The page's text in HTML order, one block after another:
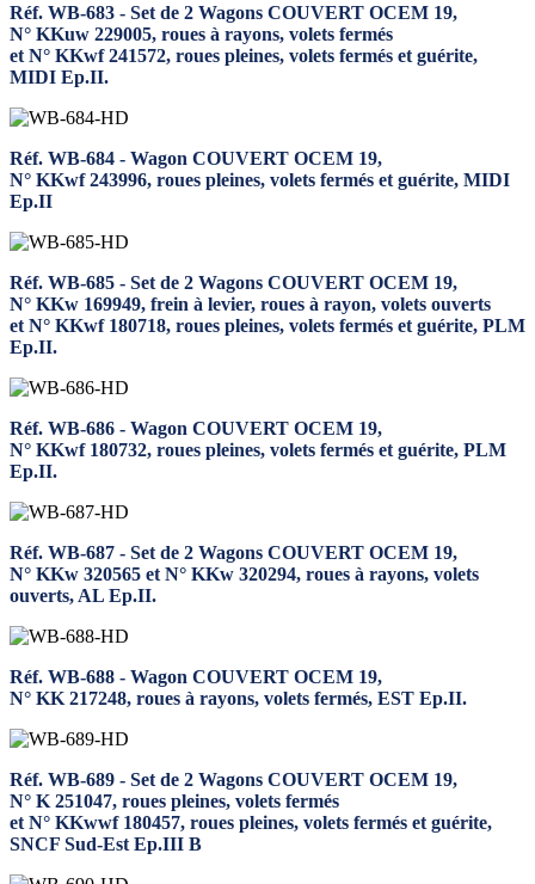
Réf. WB-683 - Set de 2 Wagons COUVERT OCEM 19,
N° KKuw 229005, roues à rayons, volets fermés
et N° KKwf 241572, roues pleines, volets fermés et guérite,
MIDI Ep.II.
Réf. WB-684 - Wagon COUVERT OCEM 19,
N° KKwf 243996, roues pleines, volets fermés et guérite, MIDI
Ep.II
Réf. WB-685 - Set de 2 Wagons COUVERT OCEM 19,
N° KKw 169949, frein à levier, roues à rayon, volets ouverts
et N° KKwf 180718, roues pleines, volets fermés et guérite, PLM
Ep.II.
Réf. WB-686 - Wagon COUVERT OCEM 19,
N° KKwf 180732, roues pleines, volets fermés et guérite, PLM
Ep.II.
Réf. WB-687 - Set de 2 Wagons COUVERT OCEM 19,
N° KKw 320565 et N° KKw 320294, roues à rayons, volets
ouverts, AL Ep.II.
Réf. WB-688 - Wagon COUVERT OCEM 19,
N° KK 217248, roues à rayons, volets fermés, EST Ep.II.
Réf. WB-689 - Set de 2 Wagons COUVERT OCEM 19,
N° K 251047, roues pleines, volets fermés
et N° KKwwf 180457, roues pleines, volets fermés et guérite,
SNCF Sud-Est Ep.III B